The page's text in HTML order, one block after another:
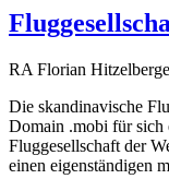
RA Florian
Die skandinavische
Domain .mobi für sich
Fluggesellschaft der
einen eigenständigen